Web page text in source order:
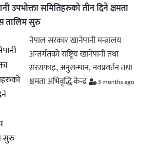
उपभोक्ता समितिहरुको तीन दिने क्षमता
तालिम सुरु
नेपाल सरकार खानेपानी मन्त्रालय
अन्तर्गतको राष्ट्रिय खानेपानी तथा
सरसफाइ, अनुसन्धान, नवप्रवर्तन तथा
क्षमता अभिवृद्धि केन्द्र
3 months ago